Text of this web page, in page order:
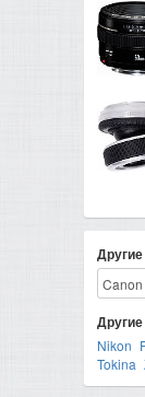
Nikon
Tokina